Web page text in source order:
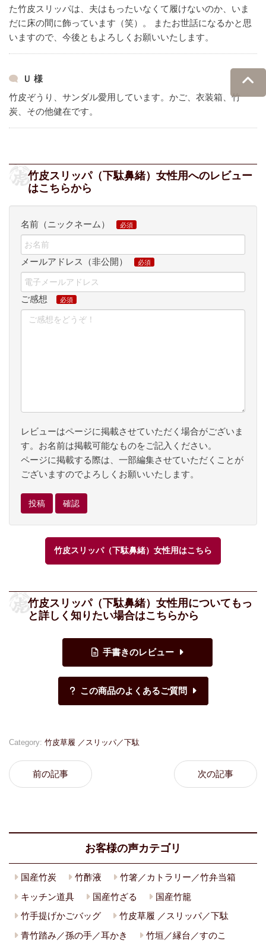
た竹皮スリッパは、夫はもったいなくて履けないのか、いま
だに床の間に飾っています（笑）。
またお世話になるかと思
いますので、今後ともよろしくお願いいたします。
Ｕ 様
竹皮ぞうり、サンダル愛用しています。かご、衣装箱、竹
炭、その他健在です。
竹皮スリッパ（下駄鼻緒）女性用へのレビュー
はこちらから
名前（ニックネーム）
メールアドレス（非公開）
ご感想
レビューはページに掲載させていただく場合がございま
す。お名前は掲載可能なものをご記入ください。
ページに掲載する際は、一部編集させていただくことが
ございますのでよろしくお願いいたします。
竹皮スリッパ（下駄鼻緒）女性用はこちら
竹皮スリッパ（下駄鼻緒）女性用についてもっ
と詳しく知りたい場合はこちらから
Category: 竹皮草履 ／スリッパ／下駄
前の記事 次の記事
お客様の声カテゴリ
国産竹炭 竹酢液
竹箸／カトラリー／竹弁当箱
キッチン道具
国産竹ざる
国産竹籠
竹手提げかごバッグ
竹皮草履 ／スリッパ／下駄
青竹踏み／孫の手／耳かき
竹垣／縁台／すのこ